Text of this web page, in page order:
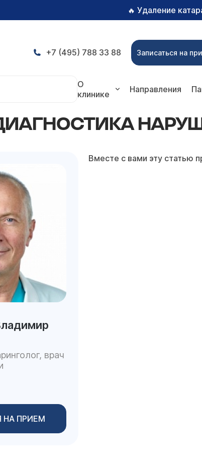
🔥 Удаление
+7 (495) 788 33 88 Записаться на
О
клинике
Направления
врач
НА ПРИЕМ
Вместе с вами эту статью